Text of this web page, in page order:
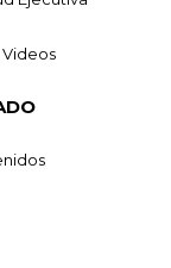
Videos